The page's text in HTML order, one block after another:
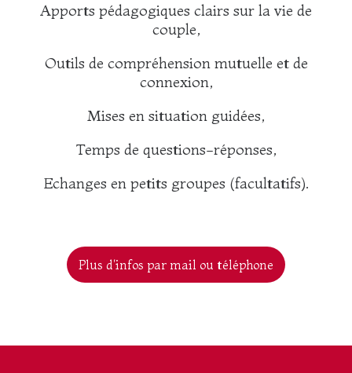
Apports pédagogiques clairs sur la vie de
couple,
Outils de compréhension mutuelle et de
connexion,
Mises en situation guidées,
Temps de questions-réponses,
Echanges en petits groupes (facultatifs).
Plus d'infos par mail ou téléphone